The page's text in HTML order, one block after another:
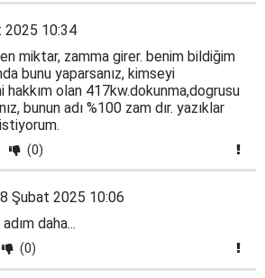
2025 10:34
miktar, zamma girer. benim bildiğim
bunu yaparsanız, kimseyi
hakkım olan 417kw.dokunma,dogrusu
bunun adı %100 zam dır. yazıklar
(0)
Şubat 2025 10:06
daha...
(0)